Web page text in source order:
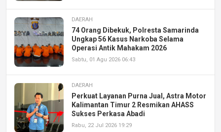
DAERAH
74 Orang Dibekuk, Polresta Samarinda
Ungkap 56 Kasus Narkoba Selama
Operasi Antik Mahakam 2026
Sabtu, 01 Agu 2026 06:43
DAERAH
Perkuat Layanan Purna Jual, Astra Motor
Kalimantan Timur 2 Resmikan AHASS
Sukses Perkasa Abadi
Rabu, 22 Jul 2026 19:29